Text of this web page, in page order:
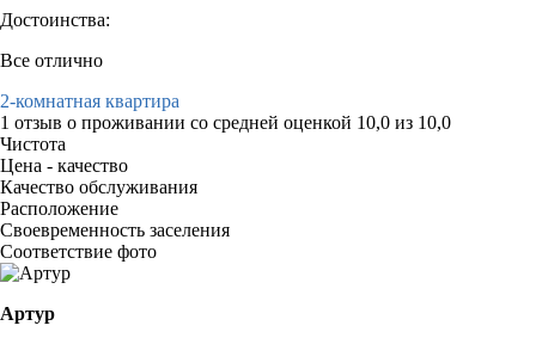
Достоинства:
Все отлично
2-комнатная квартира
1 отзыв о проживании со средней оценкой 10,0 из 10,0
Чистота
Цена - качество
Качество обслуживания
Расположение
Своевременность заселения
Соответствие фото
Артур